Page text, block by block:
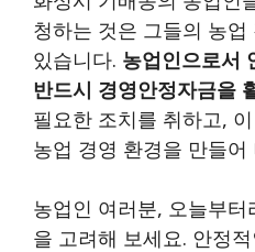
청하는 것은 그들의 농
있습니다. 농업인으로서
반드시 경영안정자금을
필요한 조치를 취하고,
농업 경영 환경을 만들어
농업인 여러분, 오늘부
을 고려해 보세요. 안정